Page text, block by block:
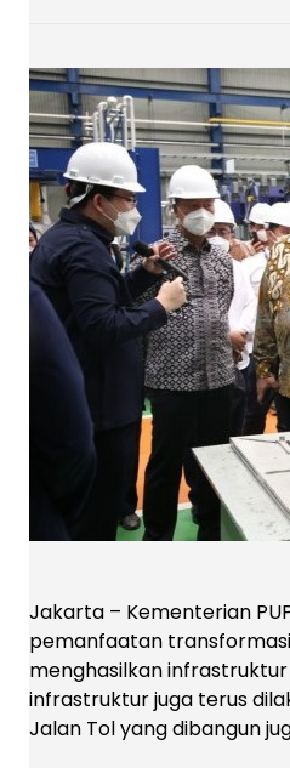
Jakarta – Kementerian
pemanfaatan
menghasilkan
infrastruktur juga terus
Jalan Tol yang dibangun